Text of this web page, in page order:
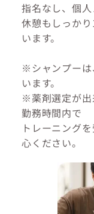
指名なし、個人
休憩もしっか
います。
※シャンプーは
います。
※薬剤選定が出
勤務時間内で
トレーニング
心ください。